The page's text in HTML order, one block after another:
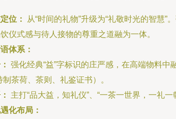
位：
从“时间的礼物”升级为“礼敬时光的智慧
仪式感与待人接物的尊重之道融为一体。
体系：
强化经典“益”字标识的庄严感，在高端物料
制茶荷、茶则、礼鉴证书）。
主打“品大益，知礼仪”、“一茶一世界，一礼
化布局：